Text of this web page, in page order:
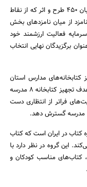
در دومین جشنواره ترویج فرهنگ کتابخوانی از میان 450 طرح و اثر که از نقاط
از میان نامزدهای بخش
فعالیت ارزشمند خود
برگزیدگان نهایی انتخاب
مدارس استان
بوشهر به وسیله این موسسه و توسط دونیت با هدف تجهیز کتابخانه 8 مدرسه
فراتر از انتظاری دست
کتاب در ایران است که کتاب
این گروه در نظر دارد با
کتاب‌های مناسب کودکان و